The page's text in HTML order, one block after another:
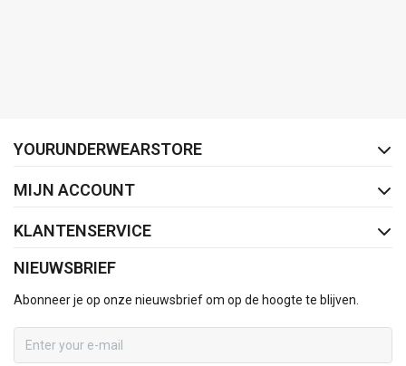
YOURUNDERWEARSTORE
MIJN ACCOUNT
KLANTENSERVICE
NIEUWSBRIEF
Abonneer je op onze nieuwsbrief om op de hoogte te blijven.